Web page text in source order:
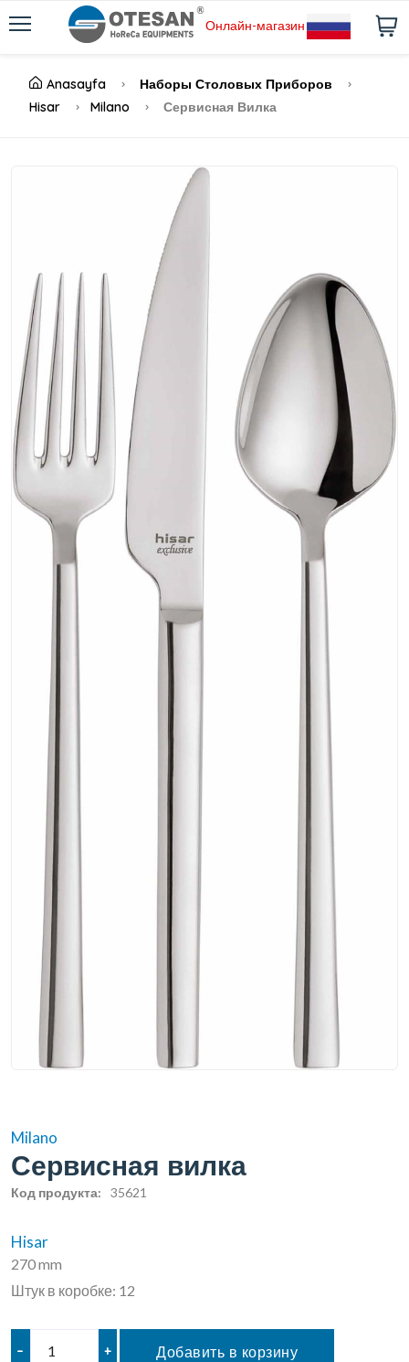
Онлайн-магазин
Anasayfa
Наборы Столовых Приборов
Hisar
Milano Сервисная Вилка
Milano
Сервисная вилка
Код продукта: 35621
Hisar
270 mm
Штук в коробке: 12
– + Добавить в корзину